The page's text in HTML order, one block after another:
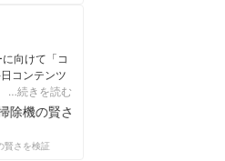
向けて「コ
コンテンツ
…続きを読む
さを検証